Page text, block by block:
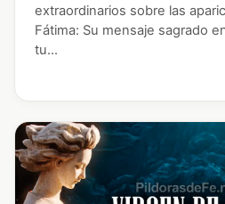
extraordinarios sobre las
Fátima: Su mensaje sagrado
tu…